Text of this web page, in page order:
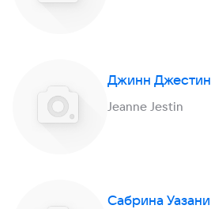
Джинн Джестин
Jeanne Jestin
Сабрина Уазани